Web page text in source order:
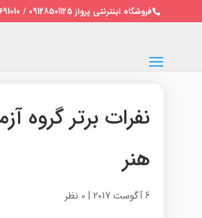
فروشگاه اینترنتی پرواز 09128501125 / 02122691010
نفرات برتر گروه
هنر
6 آگوست 2017 | 0 نظر